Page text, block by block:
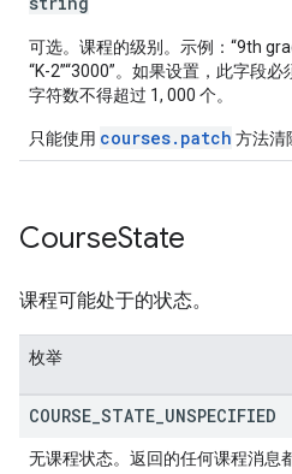
可选。课程的级别。示例：“9th
“K-2”“3000”。如果设置，此字段
字符数不得超过 1, 000 个。
只能使用 courses.patch 方法清
CourseState
课程可能处于的状态。
枚举
COURSE STATE UNSPECIFIED
无课程状态。返回的任何课程消息